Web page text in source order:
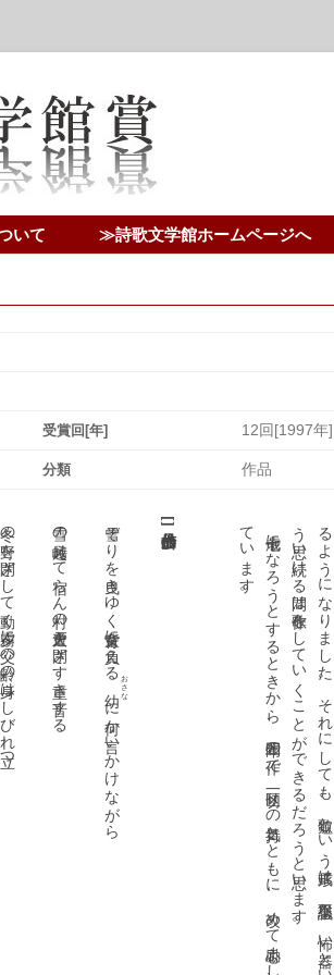
いて ≫詩歌文学館ホームページへ
受賞回[年] 12回[1997年]
分類 作品
。
て
。
[
]
雪ぞりを曳きゆく童女背に負える
おさな
に何か言いかけながら
雪の峠越えて宿らん村の道大戸を閉ざす重き音する
冬の野を閉ざして動く夕霧に父の齢の身はしびれ立つ